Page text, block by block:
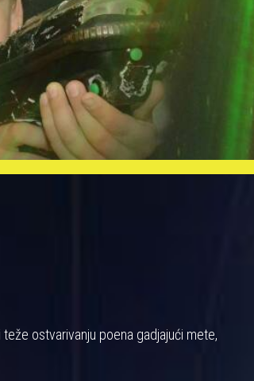
ostvarivanju poena gadjajući mete,